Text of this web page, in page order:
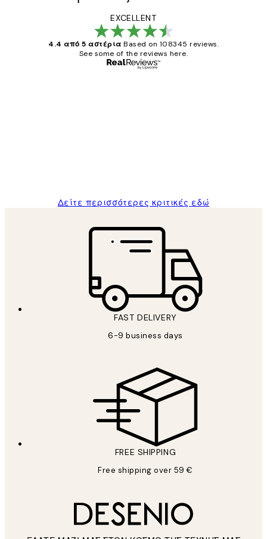
EXCELLENT
4.4 από 5 αστέρια Based on 108345 reviews.
See some of the reviews here.
Δείτε περισσότερες κριτικές εδώ
FAST DELIVERY
6-9 business days
FREE SHIPPING
Free shipping over 59 €